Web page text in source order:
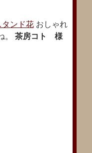
タンド花おしゃれ
。 茶房コト 様